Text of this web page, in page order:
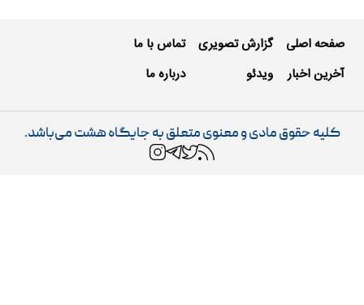
صفحه اصلی
آخرین اخبار
گزارش تصویری
ویدئو
تماس با ما
درباره ما
کلیه حقوق مادی و معنوی متعلق به جایگاه هشت می‌باشد.